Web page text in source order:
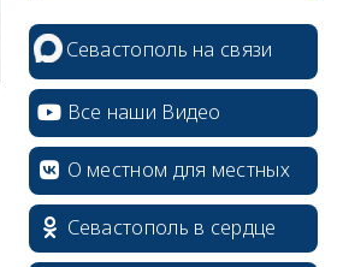
Севастополь на связи
Все наши Видео
О местном для местных
Севастополь в сердце